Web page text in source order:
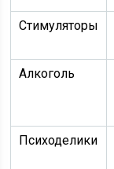
Стимуляторы
Алкоголь
Психоделики